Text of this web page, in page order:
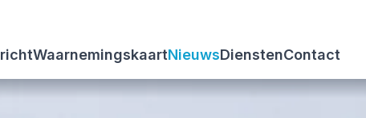
WaarnemingskaartNieuwsDienstenContact